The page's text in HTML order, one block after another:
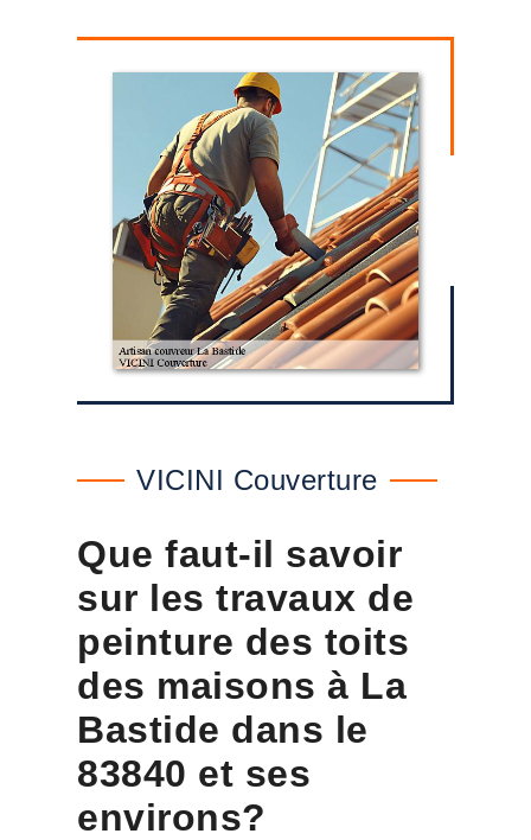
VICINI Couverture
Que faut-il savoir
sur les travaux de
peinture des toits
des maisons à La
Bastide dans le
83840 et ses
environs?